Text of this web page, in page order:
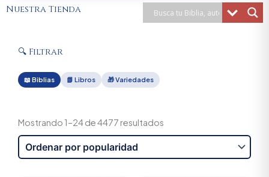
Nuestra Tienda
🔍 Filtrar
📖 Biblias 📗 Libros 🎁 Variedades
Mostrando 1–24 de 4477 resultados